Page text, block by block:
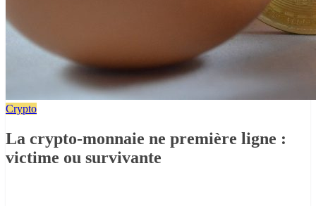
Crypto
La crypto-monnaie ne première ligne :
victime ou survivante